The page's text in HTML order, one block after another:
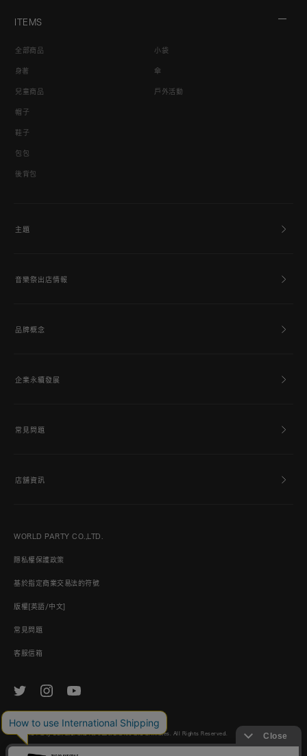
ITEMS
全部商品
身著
兒童商品
帽子
鞋子
包包
後背包
小袋
傘
戶外活動
主題
音樂祭出店情報
品牌概念
企業永續發展
常見問題
店舖資訊
WORLD PARTY CO.,LTD.
隱私權保護政策
基於指定商業交易法的符號
版權[英語/中文]
常見問題
客服信箱
© World Party Co., Ltd. and its subsidiaries and affiliates. All Rights Reserved.